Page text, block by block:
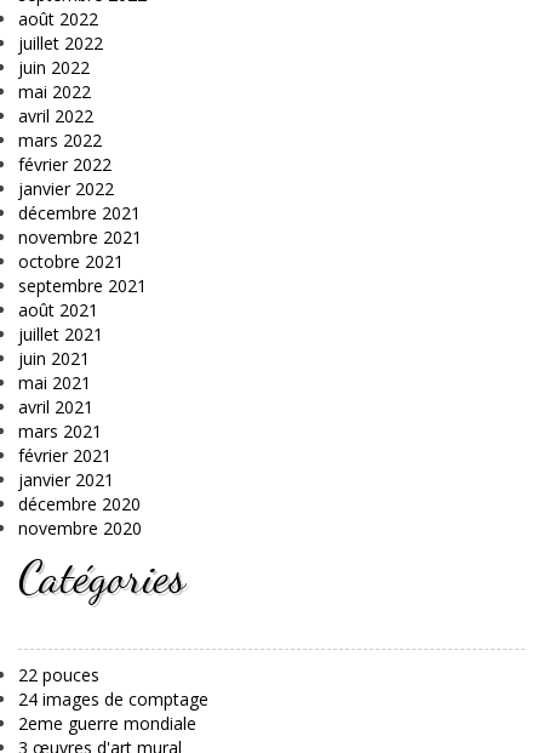
août 2022
juillet 2022
juin 2022
mai 2022
avril 2022
mars 2022
février 2022
janvier 2022
décembre 2021
novembre 2021
octobre 2021
septembre 2021
août 2021
juillet 2021
juin 2021
mai 2021
avril 2021
mars 2021
février 2021
janvier 2021
décembre 2020
novembre 2020
Catégories
22 pouces
24 images de comptage
2eme guerre mondiale
3 œuvres d'art mural